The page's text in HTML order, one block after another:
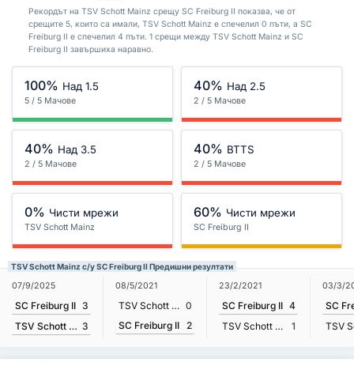
Рекордът на TSV Schott Mainz срещу SC Freiburg II показва, че от
срещите 5, които са имали, TSV Schott Mainz е спечелил 0 пъти, а SC
Freiburg II е спечелил 4 пъти. 1 срещи между TSV Schott Mainz и SC
Freiburg II завършиха наравно.
100% Над 1.5
5 / 5 Мачове
40% Над 2.5
2 / 5 Мачове
40% Над 3.5
2 / 5 Мачове
40% BTTS
2 / 5 Мачове
0% Чисти мрежи
TSV Schott Mainz
60% Чисти мрежи
SC Freiburg II
TSV Schott Mainz с/у SC Freiburg II Предишни резултати
07/9/2025
SC Freiburg II 3
TSV Schott Mainz 3
08/5/2021
TSV Schott Mainz 0
SC Freiburg II 2
23/2/2021
SC Freiburg II 4
TSV Schott Mainz
1
03/3/
SC